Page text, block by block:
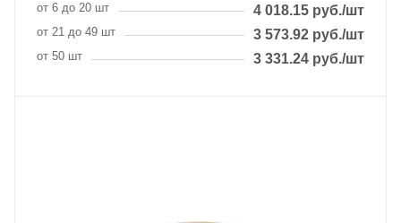
от 6 до 20 шт 4 018.15 руб./шт
от 21 до 49 шт 3 573.92 руб./шт
от 50 шт 3 331.24 руб./шт